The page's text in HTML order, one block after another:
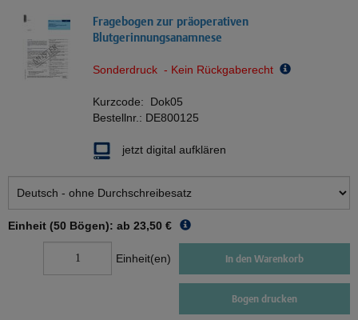
Fragebogen zur präoperativen
Blutgerinnungsanamnese
Sonderdruck - Kein Rückgaberecht
Kurzcode: Dok05
Bestellnr.: DE800125
jetzt digital aufklären
Einheit (50 Bögen): ab 23,50 €
Einheit(en) In den Warenkorb
Bogen drucken